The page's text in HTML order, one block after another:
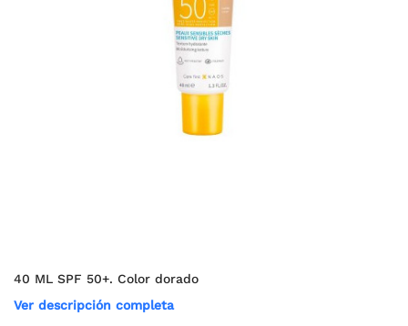
40 ML SPF 50+. Color dorado
Ver descripción completa